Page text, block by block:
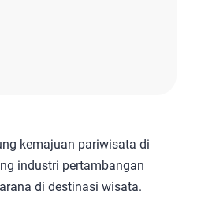
kemajuan pariwisata di
industri pertambangan
di destinasi wisata.